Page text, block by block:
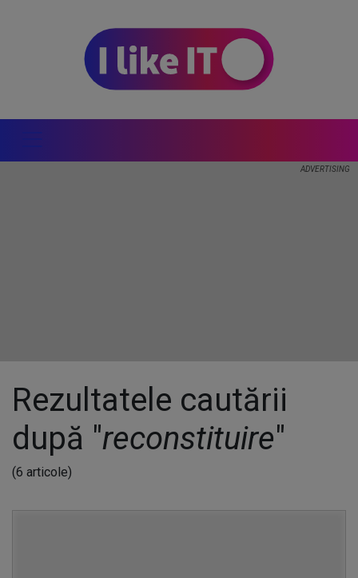
Rezultatele cautării
după "reconstituire"
(6 articole)